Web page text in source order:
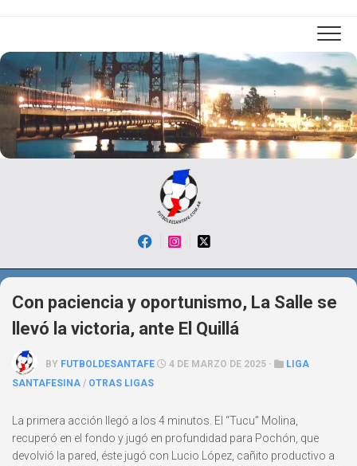
Con paciencia y oportunismo, La Salle se
llevó la victoria, ante El Quillá
BY FUTBOLDESANTAFE 4 DE MARZO DE 2025 ·
LIGA
SANTAFESINA / OTRAS LIGAS
La primera acción llegó a los 4 minutos. El “Tucu” Molina,
recuperó en el fondo y jugó en profundidad para Pochón, que
devolvió la pared, éste jugó con Lucio López, cañito productivo a